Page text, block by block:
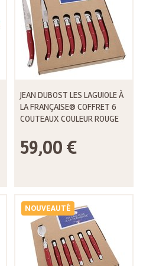
JEAN DUBOST LES LAGUIOLE À
LA FRANÇAISE® COFFRET 6
COUTEAUX COULEUR ROUGE
59,00 €
NOUVEAUTÉ